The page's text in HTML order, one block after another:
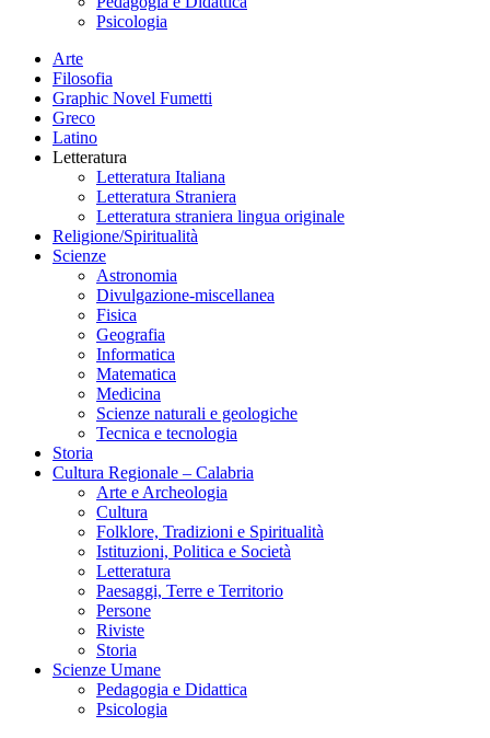
Psicologia
Arte
Filosofia
Graphic Novel Fumetti
Greco
Latino
Letteratura
Letteratura Italiana
Letteratura Straniera
Letteratura straniera lingua originale
Religione/Spiritualità
Scienze
Astronomia
Divulgazione-miscellanea
Fisica
Geografia
Informatica
Matematica
Medicina
Scienze naturali e geologiche
Tecnica e tecnologia
Storia
Cultura Regionale – Calabria
Arte e Archeologia
Cultura
Folklore, Tradizioni e Spiritualità
Istituzioni, Politica e Società
Letteratura
Paesaggi, Terre e Territorio
Persone
Riviste
Storia
Scienze Umane
Pedagogia e Didattica
Psicologia